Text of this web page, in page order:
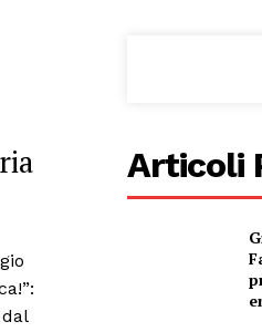
Articoli